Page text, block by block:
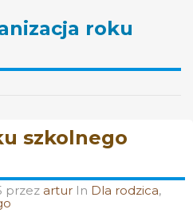
roku
szkolnego
przez artur In Dla rodzica,